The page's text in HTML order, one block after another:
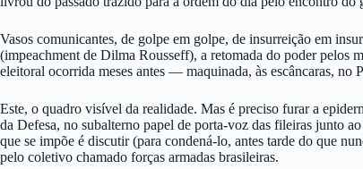
Vasos comunicantes, de golpe em golpe, de insurreição em
(impeachment de Dilma Rousseff), a retomada do poder pelos
eleitoral ocorrida meses antes — maquinada, às escâncaras,
Este, o quadro visível da realidade. Mas é preciso furar a
da Defesa, no subalterno papel de porta-voz das fileiras junto
que se impõe é discutir (para condená-lo, antes tarde do que
pelo coletivo chamado forças armadas brasileiras.